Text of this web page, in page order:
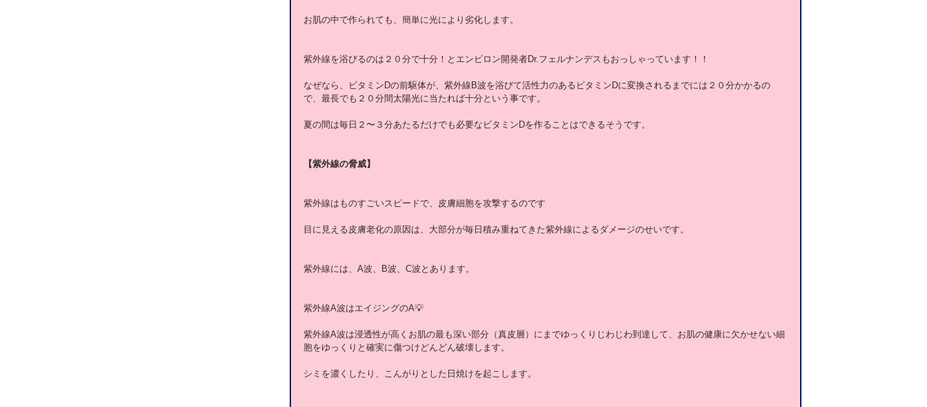
お肌の中で作られても、簡単に光により劣化します。
紫外線を浴びるのは２０分で十分！とエンビロン開発者Dr.フェルナンデスもおっしゃっています！！
なぜなら、ビタミンDの前駆体が、紫外線B波を浴びて活性力のあるビタミンDに変換されるまでには２０分かかるの
で、最長でも２０分間太陽光に当たれば十分という事です。
夏の間は毎日２〜３分あたるだけでも必要なビタミンDを作ることはできるそうです。
【紫外線の脅威】
紫外線はものすごいスピードで、皮膚細胞を攻撃するのです
目に見える皮膚老化の原因は、大部分が毎日積み重ねてきた紫外線によるダメージのせいです。
紫外線には、A波、B波、C波とあります。
紫外線A波はエイジングのA💡
紫外線A波は浸透性が高くお肌の最も深い部分（真皮層）にまでゆっくりじわじわ到達して、お肌の健康に欠かせない細
胞をゆっくりと確実に傷つけどんどん破壊します。
シミを濃くしたり、こんがりとした日焼けを起こします。